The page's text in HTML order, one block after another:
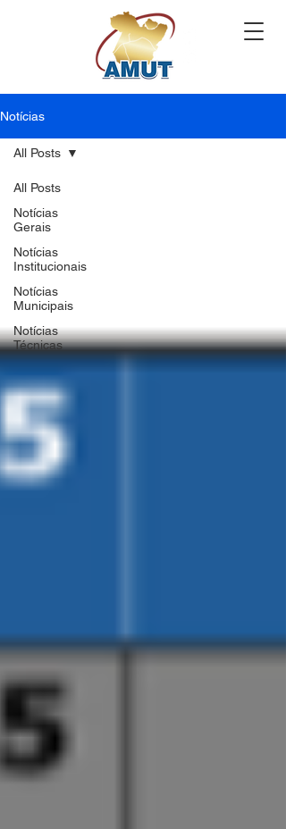
Notícias
All Posts
Notícias
Gerais
Notícias
Institucionais
Notícias
Municipais
Notícias
Técnicas
All Posts